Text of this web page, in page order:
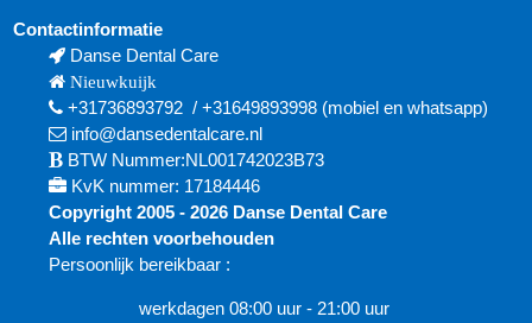
Contactinformatie
Danse Dental Care
Nieuwkuijk
+31736893792 /+31649893998 (mobiel enwhatsapp)
info@dansedentalcare.nl
BTW Nummer:NL001742023B73
KvK nummer: 17184446
Copyright 2005 - 2026 Danse Dental Care
Alle rechten voorbehouden
Persoonlijk bereikbaar :
werkdagen 08:00 uur - 21:00 uur